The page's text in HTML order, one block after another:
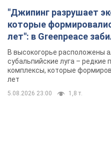
"Джипинг разрушает
которые
лет": в Greenpeace
В высокогорье расположены
субальпийские луга – редкие
комплексы, которые
лет
5.08.2026 23:00 1,8 т.